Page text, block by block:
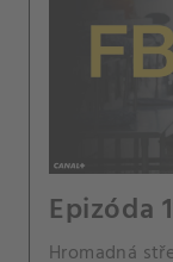
Epizóda
Hromadná